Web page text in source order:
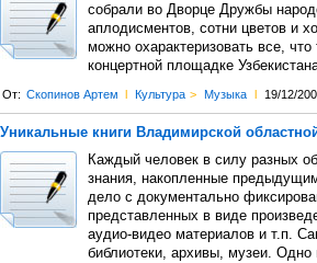
собрали во Дворце Дружбы
аплодисментов, сотни цветов и
можно охарактеризовать все,
концертной площадке
От: Скопинов Артем l Культура > Музыка l 19/12/
Уникальные книги Владимирской
Каждый человек в силу разных
знания, накопленные
дело с документально
представленных в виде
аудио-видео материалов и т.п.
библиотеки, архивы, музеи. Одно